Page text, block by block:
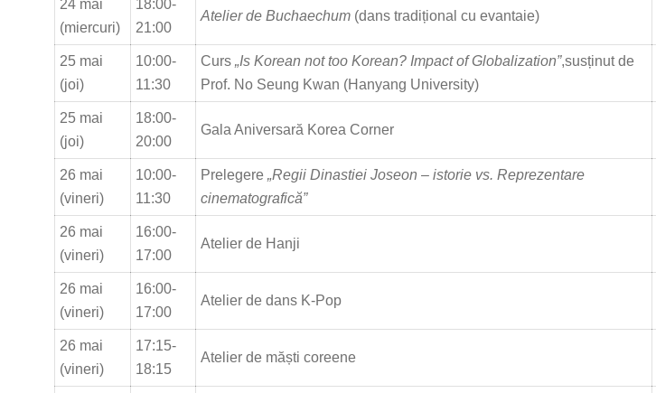
24 mai
(miercuri)
18:00-
21:00
Atelier de Buchaechum (dans tradițional cu evantaie)
25 mai
(joi)
10:00-
11:30
Curs „Is Korean not too Korean? Impact of Globalization”,susținut de
Prof. No Seung Kwan (Hanyang University)
25 mai
(joi)
18:00-
20:00
Gala Aniversară Korea Corner
26 mai
(vineri)
10:00-
11:30
Prelegere „Regii Dinastiei Joseon – istorie vs. Reprezentare
cinematografică”
26 mai
(vineri)
16:00-
17:00
Atelier de Hanji
26 mai
(vineri)
16:00-
17:00
Atelier de dans K-Pop
26 mai
(vineri)
17:15-
18:15
Atelier de măști coreene